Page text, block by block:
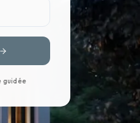
guidée